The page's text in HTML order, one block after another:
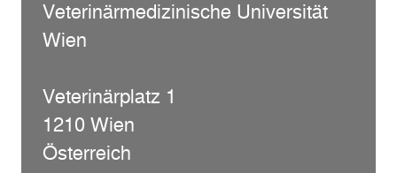
Veterinärmedizinische Universität
Wien
Veterinärplatz 1
1210 Wien
Österreich